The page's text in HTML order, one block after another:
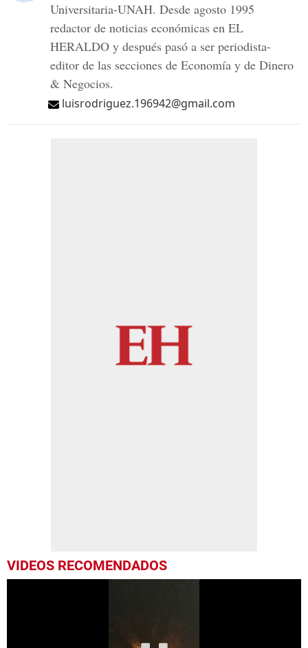
Universitaria-UNAH. Desde agosto 1995
redactor de noticias económicas en EL
HERALDO y después pasó a ser periodista-
editor de las secciones de Economía y de Dinero
& Negocios.
luisrodriguez.196942@gmail.com
VIDEOS RECOMENDADOS